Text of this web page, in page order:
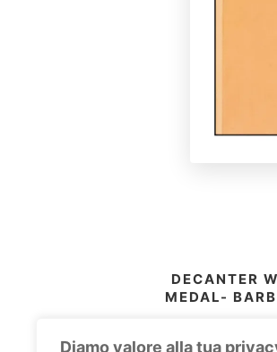
Diamo valore alla tua
DECANTER
MEDAL-